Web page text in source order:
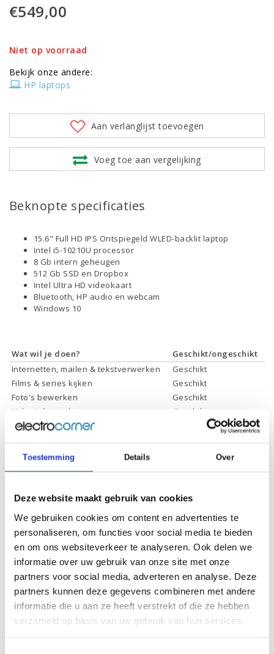
Toestemming Details Over
Deze website maakt gebruik van cookies
We gebruiken cookies om content en advertenties te
personaliseren, om functies voor social media te bieden
en om ons websiteverkeer te analyseren. Ook delen we
informatie over uw gebruik van onze site met onze
partners voor social media, adverteren en analyse. Deze
partners kunnen deze gegevens combineren met andere
informatie die u aan ze heeft verstrekt of die ze hebben
verzameld op basis van uw gebruik van hun services.
€549,00
Niet op voorraad
Bekijk onze andere:
HP laptops
Aan verlanglijst toevoegen
Voeg toe aan vergelijking
Beknopte specificaties
15.6" Full HD IPS Ontspiegeld WLED-backlit laptop
Intel i5-10210U processor
8 Gb intern geheugen
512 Gb SSD en Dropbox
Intel Ultra HD videokaart
Bluetooth, HP audio en webcam
Windows 10
Wat wil je doen?
Geschikt/ongeschikt
Internetten, mailen & tekstverwerken
Geschikt
Films & series kijken
Geschikt
Foto's bewerken
Geschikt
Video's bewerken
Geschikt
Gamen
Geschikt *
controleer dit eerst en bepaal daarop uw keuze.
Specificaties
Schermdiagonaal:
15.6 inch (39,6 cm)
Scherm resolutie:
1920 x 1080 (Full HD)
Touchscreen:
-
Scherm reflectie:
Ontspiegeld
Scherm omklapbaar:
-